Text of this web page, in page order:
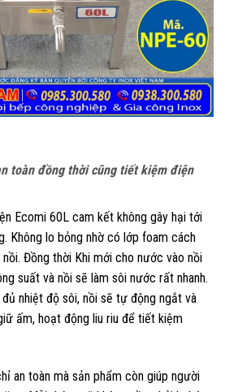
toàn đồng thời cũng tiết kiệm điện
Ecomi 60L cam kết không gây hại tới
Không lo bỏng nhờ có lớp foam cách
Đồng thời Khi mới cho nước vào nồi
suất và nồi sẽ làm sôi nước rất nhanh.
nhiệt độ sôi, nồi sẽ tự động ngắt và
ấm, hoạt động liu riu để tiết kiệm
an toàn mà sản phẩm còn giúp người